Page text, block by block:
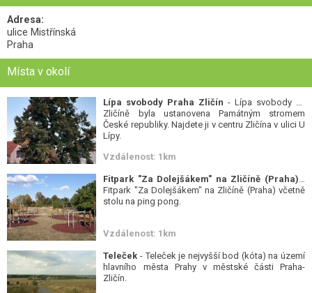
Adresa:
ulice Mistřínská
Praha
Místa v okolí
Lípa svobody Praha Zličín - Lípa svobody ve
Zličíně byla ustanovena Památným stromem
České republiky. Najdete ji v centru Zličína v ulici U
Lípy.
Vzdálenost: 1km
Fitpark "Za Dolejšákem" na Zličíně (Praha)
-
Fitpark "Za Dolejšákem" na Zličíně (Praha) včetně
stolu na ping pong.
Vzdálenost: 1km
Teleček - Teleček je nejvyšší bod (kóta) na území
hlavního města Prahy v městské části Praha-
Zličín.